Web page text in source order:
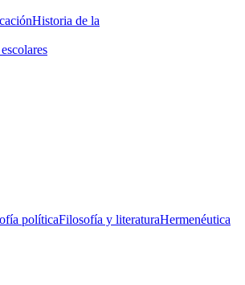
Historia de la
políticaFilosofía y literaturaHermenéutica